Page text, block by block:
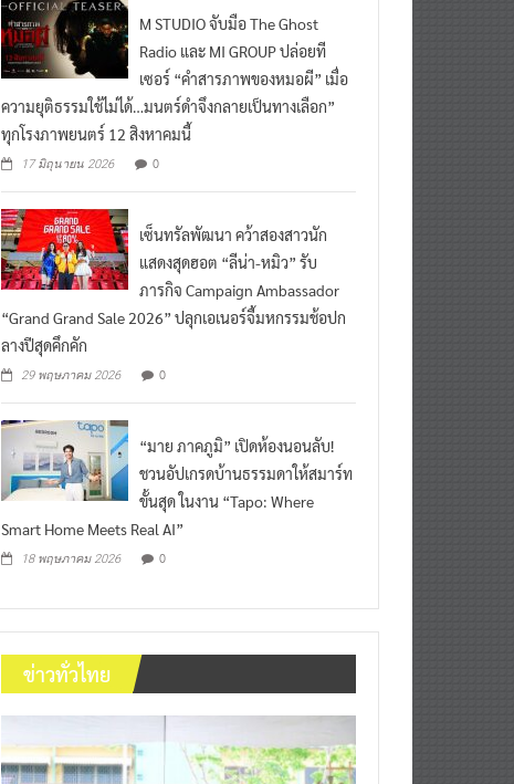
M STUDIO จับมือ The Ghost
Radio และ MI GROUP ปล่อยที
เซอร์ “คำสารภาพของหมอผี” เมื่อ
ความยุติธรรมใช้ไม่ได้…มนตร์ดำจึงกลายเป็นทางเลือก”
ทุกโรงภาพยนตร์ 12 สิงหาคมนี้
17 มิถุนายน 2026 0
เซ็นทรัลพัฒนา คว้าสองสาวนัก
แสดงสุดฮอต “ลีน่า-หมิว” รับ
ภารกิจ Campaign Ambassador
“Grand Grand Sale 2026” ปลุกเอเนอร์จี้มหกรรมช้อปก
ลางปีสุดคึกคัก
29 พฤษภาคม 2026 0
“มาย ภาคภูมิ” เปิดห้องนอนลับ!
ชวนอัปเกรดบ้านธรรมดาให้สมาร์ท
ขั้นสุด ในงาน “Tapo: Where
Smart Home Meets Real AI”
18 พฤษภาคม 2026 0
ข่าวทั่วไทย